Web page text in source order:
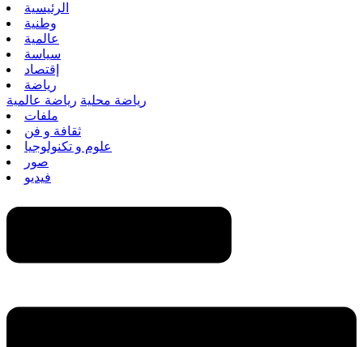
الرئيسية
وطنية
عالمية
سياسة
إقتصاد
رياضة
رياضة محلية رياضة عالمية
ملفات
ثقافة و فن
علوم و تكنولوجيا
صور
فيديو